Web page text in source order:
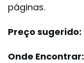
páginas.
Preço sugerido:
Onde Encontrar: